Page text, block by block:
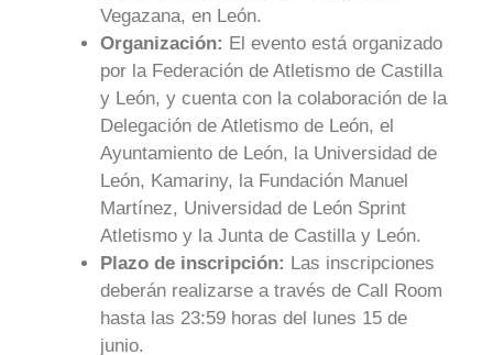
Vegazana, en León.
Organización: El evento está organizado
por la Federación de Atletismo de Castilla
y León, y cuenta con la colaboración de la
Delegación de Atletismo de León, el
Ayuntamiento de León, la Universidad de
León, Kamariny, la Fundación Manuel
Martínez, Universidad de León Sprint
Atletismo y la Junta de Castilla y León.
Plazo de inscripción: Las inscripciones
deberán realizarse a través de Call Room
hasta las 23:59 horas del lunes 15 de
junio.